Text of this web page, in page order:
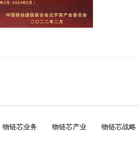
物链芯业务 物链芯产业 物链芯战略